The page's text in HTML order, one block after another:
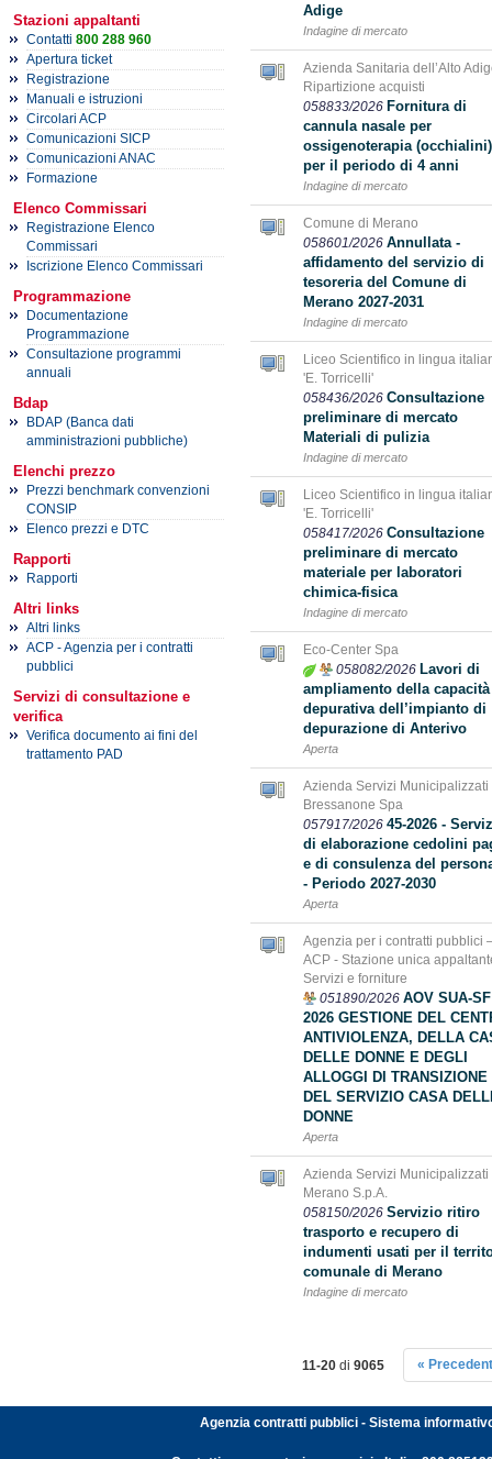
Stazioni appaltanti
Contatti 800 288 960
Apertura ticket
Registrazione
Manuali e istruzioni
Circolari ACP
Comunicazioni SICP
Comunicazioni ANAC
Formazione
Elenco Commissari
Registrazione Elenco
Commissari
Iscrizione Elenco Commissari
Programmazione
Documentazione
Programmazione
Consultazione programmi
annuali
Bdap
BDAP (Banca dati
amministrazioni pubbliche)
Elenchi prezzo
Prezzi benchmark convenzioni
CONSIP
Elenco prezzi e DTC
Rapporti
Rapporti
Altri links
Altri links
ACP - Agenzia per i contratti
pubblici
Servizi di consultazione e
verifica
Verifica documento ai fini del
trattamento PAD
Adige
Indagine di mercato
Azienda Sanitaria dell’Alto
Ripartizione acquisti
058833/2026 Fornitura di
cannula nasale per
ossigenoterapia (occhialini)
per il periodo di 4 anni
Indagine di mercato
Comune di Merano
058601/2026 Annullata -
affidamento del servizio di
tesoreria del Comune di
Merano 2027-2031
Indagine di mercato
Liceo Scientifico in lingua
'E. Torricelli'
058436/2026 Consultazione
preliminare di mercato
Materiali di pulizia
Indagine di mercato
Liceo Scientifico in lingua
'E. Torricelli'
058417/2026 Consultazione
preliminare di mercato
materiale per laboratori
chimica-fisica
Indagine di mercato
Eco-Center Spa
058082/2026 Lavori di
ampliamento della capacità
depurativa dell’impianto di
depurazione di Anterivo
Aperta
Azienda Servizi Municipalizzati
Bressanone Spa
057917/2026 45-2026 -
di elaborazione cedolini
e di consulenza del
- Periodo 2027-2030
Aperta
Agenzia per i contratti pubblici
ACP - Stazione unica
Servizi e forniture
051890/2026 AOV SUA-
2026 GESTIONE DEL
ANTIVIOLENZA, DELLA
DELLE DONNE E DEGLI
ALLOGGI DI TRANSIZIONE
DEL SERVIZIO CASA
DONNE
Aperta
Azienda Servizi Municipalizzati
Merano S.p.A.
058150/2026 Servizio ritiro
trasporto e recupero di
indumenti usati per il
comunale di Merano
Indagine di mercato
11-20 di 9065 «
Agenzia contratti pubblici - Sistema